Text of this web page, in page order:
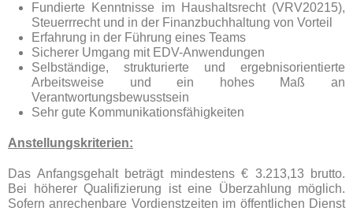
Fundierte Kenntnisse im Haushaltsrecht (VRV20215),
Steuerrrecht und in der Finanzbuchhaltung von Vorteil
Erfahrung in der Führung eines Teams
Sicherer Umgang mit EDV-Anwendungen
Selbständige, strukturierte und ergebnisorientierte
Arbeitsweise und ein hohes Maß an
Verantwortungsbewusstsein
Sehr gute Kommunikationsfähigkeiten
Anstellungskriterien:
Das Anfangsgehalt beträgt mindestens € 3.213,13 brutto.
Bei höherer Qualifizierung ist eine Überzahlung möglich.
Sofern anrechenbare Vordienstzeiten im öffentlichen Dienst